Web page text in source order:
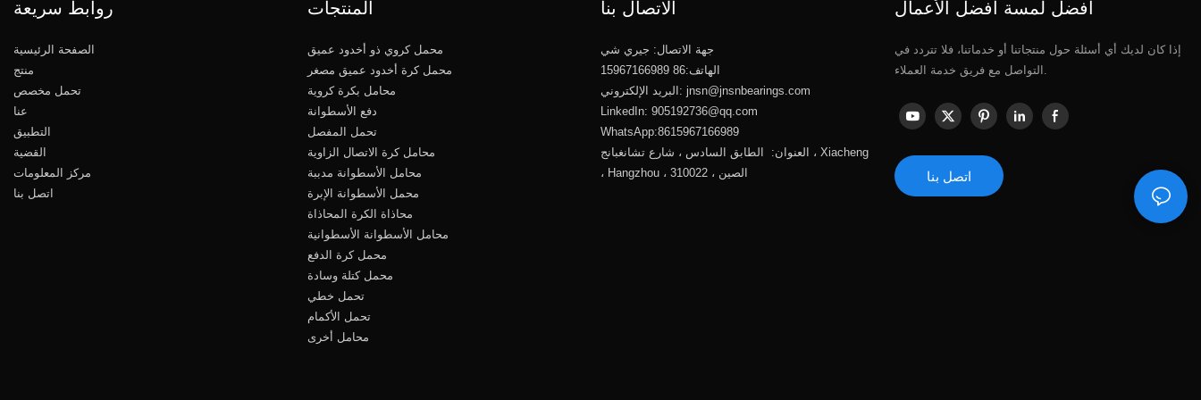
روابط سريعة
الصفحة الرئيسية
منتج
تحمل مخصص
عنا
التطبيق
القضية
مركز المعلومات
اتصل بنا
المنتجات
محمل كروي ذو أخدود عميق
محمل كرة أخدود عميق مصغر
محامل بكرة كروية
دفع الأسطوانة
تحمل المفصل
محامل كرة الاتصال الزاوية
محامل الأسطوانة مدببة
محمل الأسطوانة الإبرة
محاذاة الكرة المحاذاة
محامل الأسطوانة الأسطوانية
محمل كرة الدفع
محمل كتلة وسادة
تحمل خطي
تحمل الأكمام
محامل أخرى
الاتصال بنا
جهة الاتصال: جيري شي
الهاتف:86 15967166989
البريد الإلكتروني: jnsn@jnsnbearings.com
LinkedIn: 905192736@qq.com
WhatsApp:8615967166989
العنوان: الطابق السادس ، شارع تشانغبانج ، Xiacheng
أفضل لمسة أفضل الأعمال
إذا كان لديك أي أسئلة حول منتجاتنا أو خدماتنا، فلا تتردد في
التواصل مع فريق خدمة العملاء.
اتصل بنا